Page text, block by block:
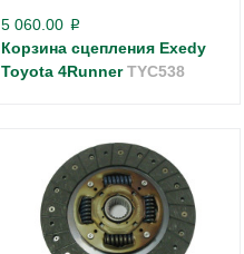
5 060.00 p
Корзина сцепления Exedy
Toyota 4RunnerTYC538